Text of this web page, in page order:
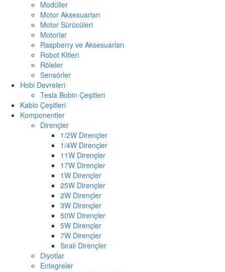
Modüller
Motor Aksesuarları
Motor Sürücüleri
Motorlar
Raspberry ve Aksesuarları
Robot Kitleri
Röleler
Sensörler
Hobi Devreleri
Tesla Bobin Çeşitleri
Kablo Çeşitleri
Komponentler
Dirençler
1/2W Dirençler
1/4W Dirençler
11W Dirençler
17W Dirençler
1W Dirençler
25W Dirençler
2W Dirençler
3W Dirençler
50W Dirençler
5W Dirençler
7W Dirençler
Sıralı Dirençler
Diyotlar
Entegreler